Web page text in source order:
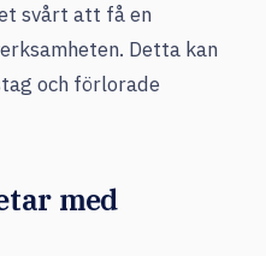
svårt att få en
Detta kan
och förlorade
med